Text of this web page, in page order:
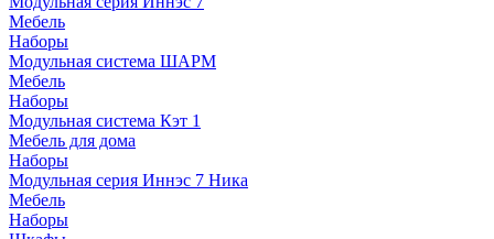
Мебель
Наборы
Модульная система ШАРМ
Мебель
Наборы
Модульная система Кэт 1
Мебель для дома
Наборы
Модульная серия Иннэс 7 Ника
Мебель
Наборы